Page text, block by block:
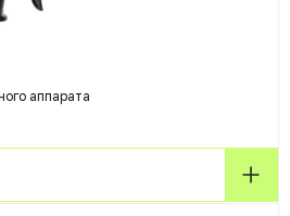
аппарата